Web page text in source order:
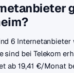
6 Internetanbieter
sind bei Telekom
ab 19,41 €/Monat